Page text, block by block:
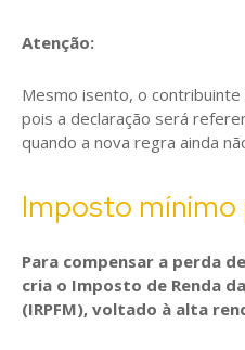
Atenção:
Mesmo isento, o
pois a declaração será
quando a nova regra ainda
Imposto mínimo
Para compensar a perda
cria o Imposto de Renda
(IRPFM), voltado à alta